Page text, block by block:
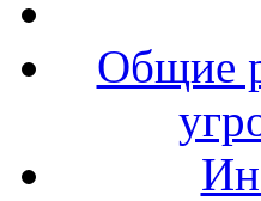
Общие